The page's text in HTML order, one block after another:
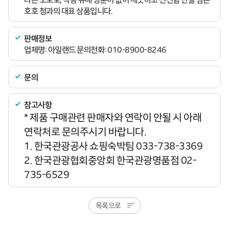
호호 청과의 대표 상품입니다.
판매정보
업체명: 아일랜드 문의전화: 010-8900-8246
문의
참고사항
* 제품 구매관련 판매자와 연락이 안될 시 아래
연락처로 문의주시기 바랍니다.
1. 한국관광공사 쇼핑숙박팀 033-738-3369
2. 한국관광협회중앙회 한국관광명품점 02-
735-6529
목록으로